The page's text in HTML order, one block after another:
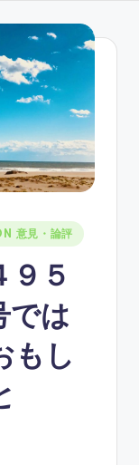
意見・論評
９５
では
もし